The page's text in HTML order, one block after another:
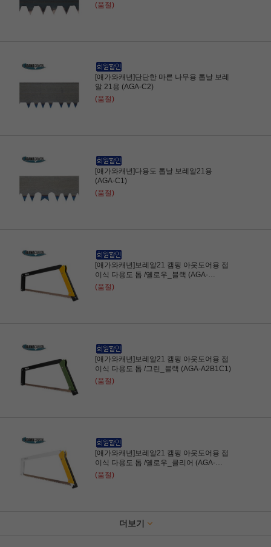
(품절)
[애가와캐년]단단한 마른 나무용 톱날 보레
알 21용 (AGA-C2)
(품절)
[애가와캐년]다용도 톱날 보레알21용
(AGA-C1)
(품절)
[애가와캐년]보레알21 캠핑 아웃도어용 접
이식 다용도 톱 /옐로우_블랙 (AGA-
A2B2C1)
(품절)
[애가와캐년]보레알21 캠핑 아웃도어용 접
이식 다용도 톱 /그린_블랙 (AGA-A2B1C1)
(품절)
[애가와캐년]보레알21 캠핑 아웃도어용 접
이식 다용도 톱 /옐로우_클리어 (AGA-
A1B2C1)
(품절)
더보기